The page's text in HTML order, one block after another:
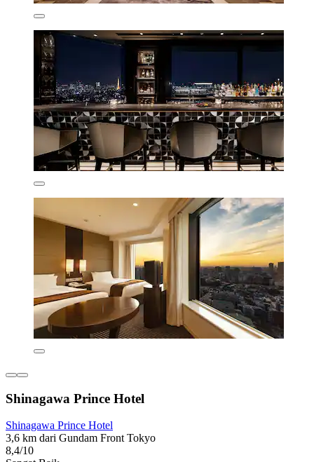
Shinagawa Prince Hotel
Shinagawa Prince Hotel
3,6 km dari Gundam Front Tokyo
8,4/10